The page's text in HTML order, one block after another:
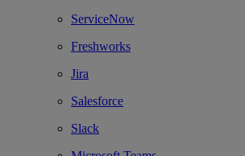
ServiceNow
Freshworks
Jira
Salesforce
Slack